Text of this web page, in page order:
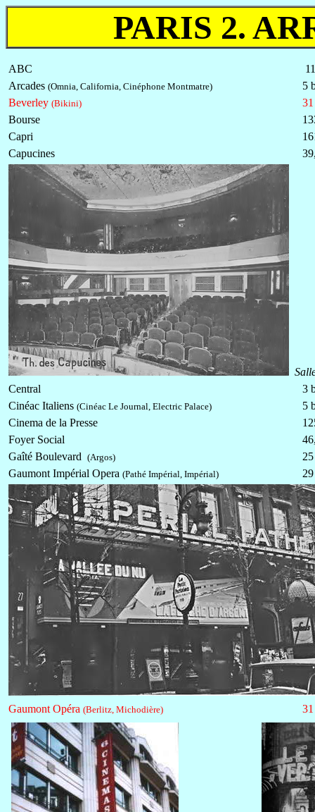
PARIS 2.
ABC
11
Arcades (Omnia, California, Cinéphone Montmatre)
5
Beverley (Bikini)
Bourse
Capri
Capucines
Central
3
Cinéac Italiens (Cinéac Le Journal, Electric Palace)
5
Cinema de la Presse
Foyer Social
Gaîté Boulevard (Argos)
Gaumont Impérial Opera (Pathé Impérial, Impérial)
Gaumont Opéra (Berlitz, Michodière)